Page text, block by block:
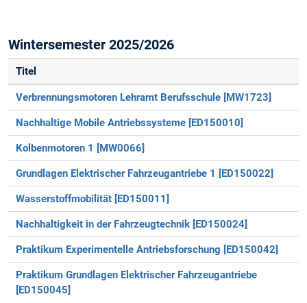
Wintersemester 2025/2026
Titel
Verbrennungsmotoren Lehramt Berufsschule [MW1723]
Nachhaltige Mobile Antriebssysteme [ED150010]
Kolbenmotoren 1 [MW0066]
Grundlagen Elektrischer Fahrzeugantriebe 1 [ED150022]
Wasserstoffmobilität [ED150011]
Nachhaltigkeit in der Fahrzeugtechnik [ED150024]
Praktikum Experimentelle Antriebsforschung [ED150042]
Praktikum Grundlagen Elektrischer Fahrzeugantriebe
[ED150045]